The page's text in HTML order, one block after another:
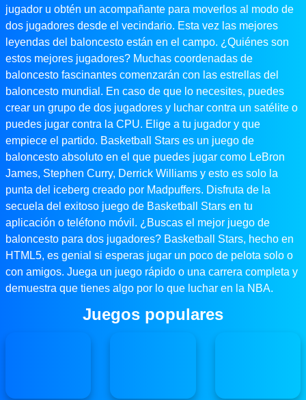
jugador u obtén un acompañante para moverlos al modo de
dos jugadores desde el vecindario. Esta vez las mejores
leyendas del baloncesto están en el campo. ¿Quiénes son
estos mejores jugadores? Muchas coordenadas de
baloncesto fascinantes comenzarán con las estrellas del
baloncesto mundial. En caso de que lo necesites, puedes
crear un grupo de dos jugadores y luchar contra un satélite o
puedes jugar contra la CPU. Elige a tu jugador y que
empiece el partido. Basketball Stars es un juego de
baloncesto absoluto en el que puedes jugar como LeBron
James, Stephen Curry, Derrick Williams y esto es solo la
punta del iceberg creado por Madpuffers. Disfruta de la
secuela del exitoso juego de Basketball Stars en tu
aplicación o teléfono móvil. ¿Buscas el mejor juego de
baloncesto para dos jugadores? Basketball Stars, hecho en
HTML5, es genial si esperas jugar un poco de pelota solo o
con amigos. Juega un juego rápido o una carrera completa y
demuestra que tienes algo por lo que luchar en la NBA.
Juegos populares